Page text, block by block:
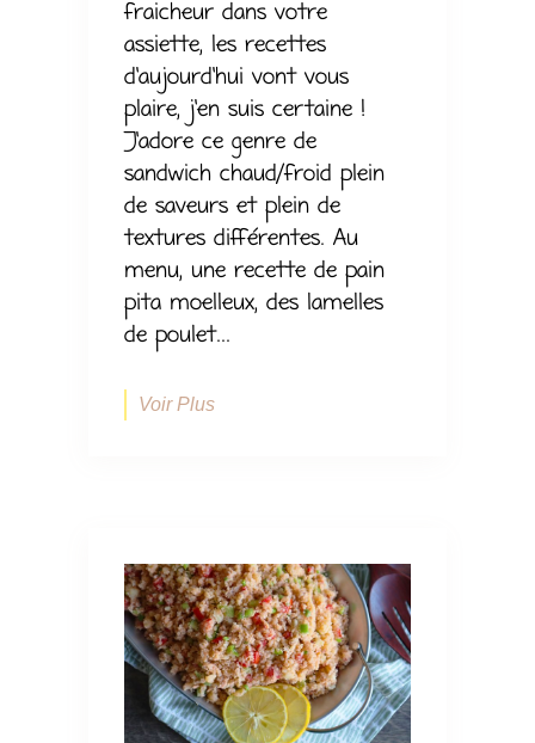
fraicheur dans votre
assiette, les recettes
d’aujourd’hui vont vous
plaire, j’en suis certaine !
J’adore ce genre de
sandwich chaud/froid plein
de saveurs et plein de
textures différentes. Au
menu, une recette de pain
pita moelleux, des lamelles
de poulet...
Voir Plus